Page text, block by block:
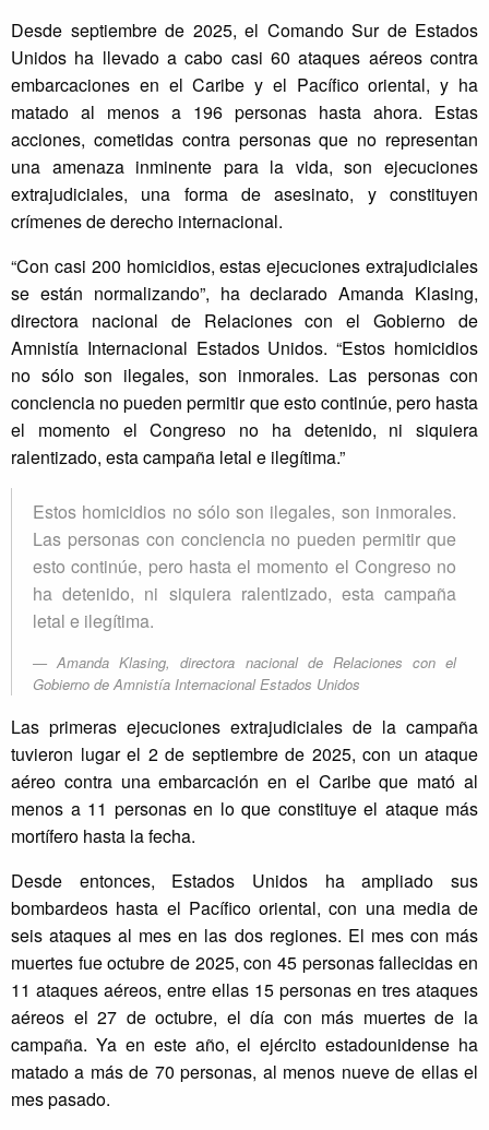
Desde septiembre de 2025, el Comando Sur de Estados
Unidos ha llevado a cabo casi 60 ataques aéreos contra
embarcaciones en el Caribe y el Pacífico oriental, y ha
matado al menos a 196 personas hasta ahora. Estas
acciones, cometidas contra personas que no representan
una amenaza inminente para la vida, son ejecuciones
extrajudiciales, una forma de asesinato, y constituyen
crímenes de derecho internacional.
“Con casi 200 homicidios, estas ejecuciones extrajudiciales
se están normalizando”, ha declarado Amanda Klasing,
directora nacional de Relaciones con el Gobierno de
Amnistía Internacional Estados Unidos. “Estos homicidios
no sólo son ilegales, son inmorales. Las personas con
conciencia no pueden permitir que esto continúe, pero hasta
el momento el Congreso no ha detenido, ni siquiera
ralentizado, esta campaña letal e ilegítima.”
Estos homicidios no sólo son ilegales, son inmorales.
Las personas con conciencia no pueden permitir que
esto continúe, pero hasta el momento el Congreso no
ha detenido, ni siquiera ralentizado, esta campaña
letal e ilegítima.
Amanda Klasing, directora nacional de Relaciones con el
Gobierno de Amnistía Internacional Estados Unidos
Las primeras ejecuciones extrajudiciales de la campaña
tuvieron lugar el 2 de septiembre de 2025, con un ataque
aéreo contra una embarcación en el Caribe que mató al
menos a 11 personas en lo que constituye el ataque más
mortífero hasta la fecha.
Desde entonces, Estados Unidos ha ampliado sus
bombardeos hasta el Pacífico oriental, con una media de
seis ataques al mes en las dos regiones. El mes con más
muertes fue octubre de 2025, con 45 personas fallecidas en
11 ataques aéreos, entre ellas 15 personas en tres ataques
aéreos el 27 de octubre, el día con más muertes de la
campaña. Ya en este año, el ejército estadounidense ha
matado a más de 70 personas, al menos nueve de ellas el
mes pasado.